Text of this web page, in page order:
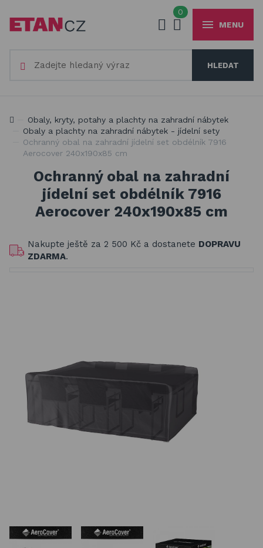
Registrovat
Zapomenuté heslo
0
MENU
+420777 230 065
Obaly, kryty, potahy a plachty na zahradní nábytek
Dřevěné hračky pro děti
Stavebnice Qman pro děti
Houpačky a závěsné systémy
Venkovní hry a hračky pro děti
Slackline
ÚVOD
VŠE O NÁKUPU
HLEDAT
Jsme experti na zastínění a venkovní zábavu
Obaly, kryty, potahy a plachty na zahradní nábytek
Obaly a plachty na zahradní nábytek - jídelní sety
Ochranný obal na zahradní jídelní set obdélník 7916
Aerocover 240x190x85 cm
Ochranný obal na zahradní
jídelní set obdélník 7916
Aerocover 240x190x85 cm
Nakupte ještě za 2 500 Kč a dostanete DOPRAVU
ZDARMA.